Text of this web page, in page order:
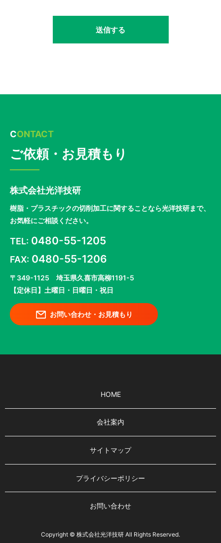
CONTACT
ご依頼・お見積もり
株式会社光洋技研
樹脂・プラスチックの切削加工に関することなら光洋技研まで、
お気軽にご相談ください。
TEL: 0480-55-1205
FAX: 0480-55-1206
〒349-1125 埼玉県久喜市高柳1191-5
【定休日】土曜日・日曜日・祝日
お問い合わせ・お見積もり
HOME
会社案内
サイトマップ
プライバシーポリシー
お問い合わせ
Copyright © 株式会社光洋技研 All Rights Reserved.